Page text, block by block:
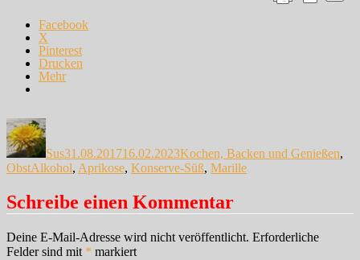
Facebook
X
Pinterest
Drucken
Mehr
Autor
Sus31.08.201716.02.2023Kochen, Backen und Genießen,
ObstSchlagwörter
Alkohol, Aprikose, Konserve-Süß, Marille
Schreibe einen Kommentar
Deine E-Mail-Adresse wird nicht veröffentlicht. Erforderliche
Felder sind mit * markiert